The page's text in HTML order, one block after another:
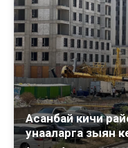
Асанбай кичи
унааларга зыян